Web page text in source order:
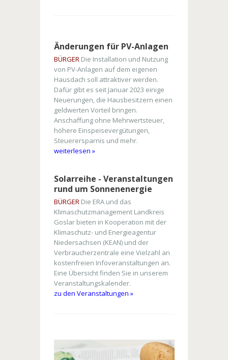
Änderungen für PV-Anlagen
BÜRGER Die Installation und Nutzung
von PV-Anlagen auf dem eigenen
Hausdach soll attraktiver werden.
Dafür gibt es seit Januar 2023 einige
Neuerungen, die Hausbesitzern einen
geldwerten Vorteil bringen.
Anschaffung ohne Mehrwertsteuer,
höhere Einspeisevergütungen,
Steuerersparnis und mehr.
weiterlesen »
Solarreihe - Veranstaltungen
rund um Sonnenenergie
BÜRGER Die ERA und das
Klimaschutzmanagement Landkreis
Goslar bieten in Kooperation mit der
Klimaschutz- und Energieagentur
Niedersachsen (KEAN) und der
Verbraucherzentrale eine Vielzahl an
kostenfreien Infoveranstaltungen an.
Eine Übersicht finden Sie in unserem
Veranstaltungskalender.
zu den Veranstaltungen »